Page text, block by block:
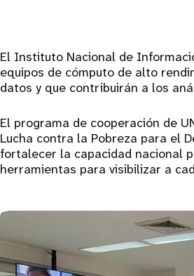
El Instituto Nacional de
equipos de cómputo de alto
datos y que contribuirán a los
El programa de cooperación de
Lucha contra la Pobreza para el
fortalecer la capacidad nacional
herramientas para visibilizar a